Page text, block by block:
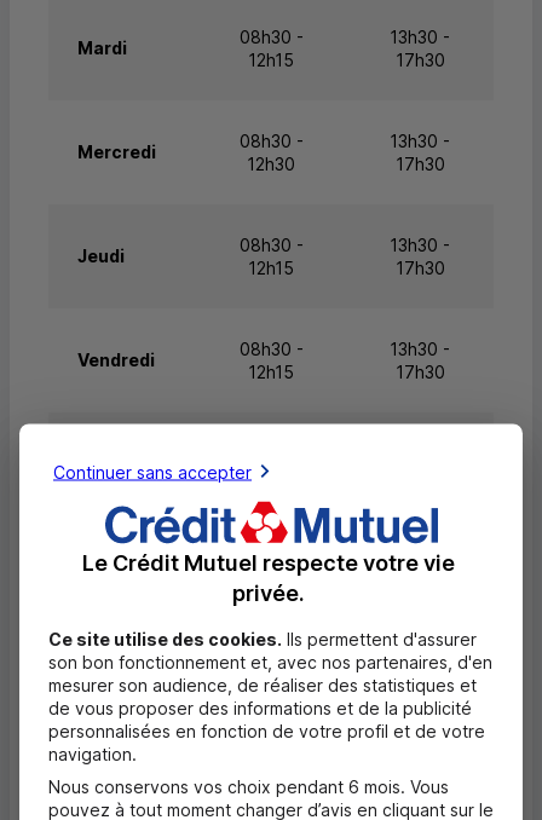
Mardi
08h30 -
12h15
13h30 -
17h30
Mercredi
08h30 -
12h30
13h30 -
17h30
Jeudi
08h30 -
12h15
13h30 -
17h30
Vendredi
08h30 -
12h15
13h30 -
17h30
Dimanche Fermé Fermé
Masquer
Questions fréquentes
Quels documents sont nécessaires à
l'ouverture d'un compte pour un majeur ?
Où trouver les numéros d'urgence ?
Continuer sans accepter
Le Crédit Mutuel respecte votre vie
privée.
Ce site utilise des cookies. Ils permettent d'assurer
son bon fonctionnement et, avec nos partenaires, d'en
mesurer son audience, de réaliser des statistiques et
de vous proposer des informations et de la publicité
personnalisées en fonction de votre profil et de votre
navigation.
Nous conservons vos choix pendant 6 mois. Vous
pouvez à tout moment changer d’avis en cliquant sur le